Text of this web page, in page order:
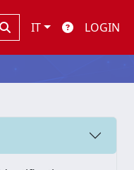
IT LOGIN